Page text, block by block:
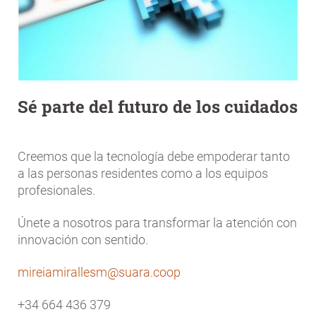
Sé parte del futuro de los cuidados
Creemos que la tecnología debe empoderar tanto
a las personas residentes como a los equipos
profesionales.
Únete a nosotros para transformar la atención con
innovación con sentido.
mireiamirallesm@suara.coop
+34 664 436 379